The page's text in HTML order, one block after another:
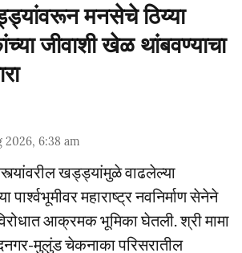
मनसेचे ठिय्या
जीवाशी खेळ थांबवण्याचा
2026, 6:38 am
खड्ड्यांमुळे वाढलेल्या
पार्श्वभूमीवर महाराष्ट्र नवनिर्माण सेनेने
आक्रमक भूमिका घेतली. श्री मामा
मुलुंड चेकनाका परिसरातील